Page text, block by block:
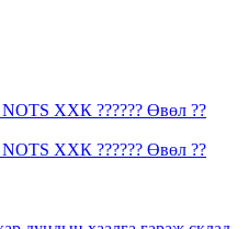
NOTS ХХК ?????? Өвөл ?️?️
NOTS ХХК ?????? Өвөл ?️?️